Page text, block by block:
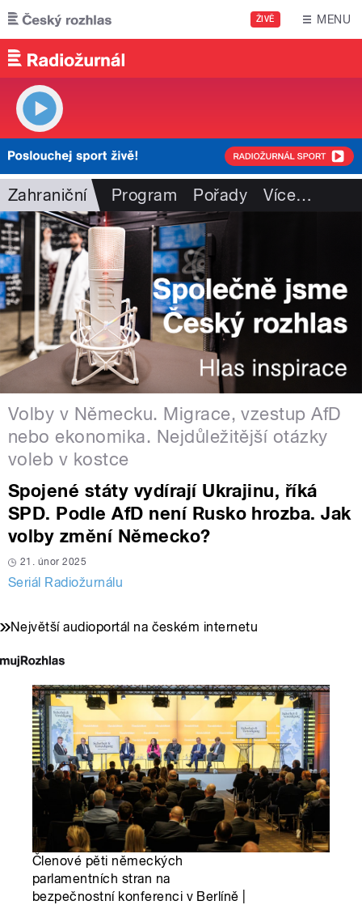
Přejít k hlavnímu obsahu
ŽIVĚ MENU
Zahraniční Program Pořady Více…
Volby v Německu. Migrace, vzestup AfD
nebo ekonomika. Nejdůležitější otázky
voleb v kostce
Spojené státy vydírají Ukrajinu, říká
SPD. Podle AfD není Rusko hrozba. Jak
volby změní Německo?
21. únor 2025
Seriál Radiožurnálu
Největší audioportál na českém internetu
Členové pěti německých
parlamentních stran na
bezpečnostní konferenci v Berlíně |